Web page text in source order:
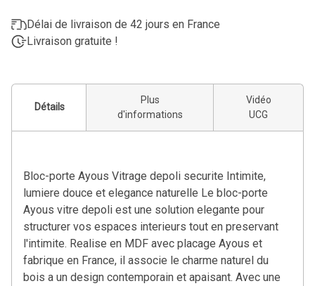
Délai de livraison de 42 jours en France
Livraison gratuite !
Détails
Plus
d'informations
Vidéo
UCG
Bloc-porte Ayous Vitrage depoli securite Intimite,
lumiere douce et elegance naturelle Le bloc-porte
Ayous vitre depoli est une solution elegante pour
structurer vos espaces interieurs tout en preservant
l'intimite. Realise en MDF avec placage Ayous et
fabrique en France, il associe le charme naturel du
bois a un design contemporain et apaisant. Avec une